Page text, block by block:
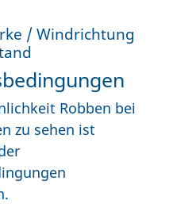
/ Windrichtung
Robben bei
zu sehen ist